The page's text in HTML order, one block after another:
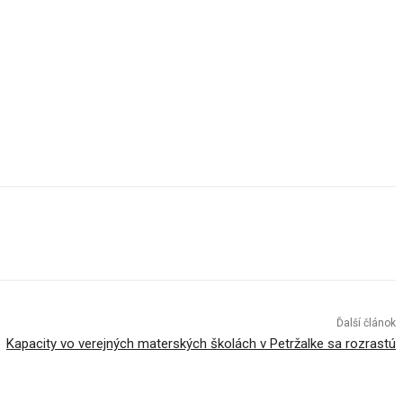
Ďalší článok
Kapacity vo verejných materských školách v Petržalke sa rozrastú